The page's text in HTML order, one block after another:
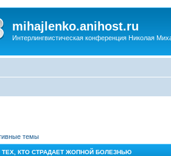
mihajlenko.anihost.ru
Интерлингвистическая конференция Николая
темы
КТО СТРАДАЕТ ЖОПНОЙ БОЛЕЗНЬЮ